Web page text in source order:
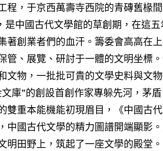
程，于京西萬壽寺西院的青磚舊椽
是中國古代文學館的草創期，在這
著創業者們的血汗。籌委會高高在
管、展覽、研討于一體的文明坐標
文物，一批批可貴的文學史料與文
庫”的創設首創作家專躲先河，茅
雙重本能機能初現眉目，《中國古
中國古代文學的精力圖譜開端顯影
明田野上，筑起了一座文學的殿堂。